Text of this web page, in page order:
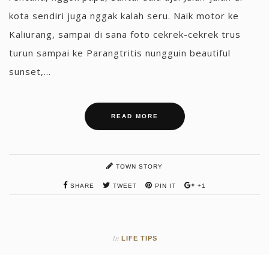
kota sendiri juga nggak kalah seru. Naik motor ke
Kaliurang, sampai di sana foto cekrek-cekrek trus
turun sampai ke Parangtritis nungguin beautiful
sunset,...
READ MORE
TOWN STORY
SHARE TWEET PIN IT +1
In LIFE TIPS